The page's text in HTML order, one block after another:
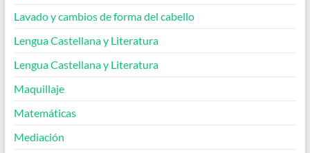
Lavado y cambios de forma del cabello
Lengua Castellana y Literatura
Lengua Castellana y Literatura
Maquillaje
Matemáticas
Mediación